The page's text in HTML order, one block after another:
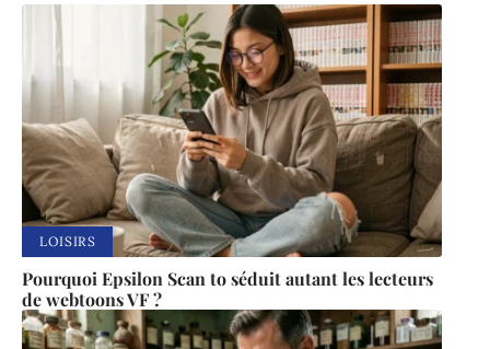
LOISIRS
Pourquoi Epsilon Scan to séduit autant les lecteurs
de webtoons VF ?